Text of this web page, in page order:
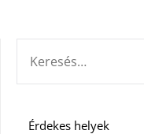
Érdekes helyek